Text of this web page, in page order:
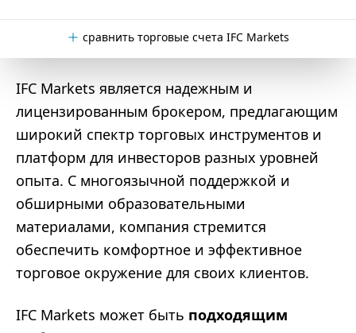
сравнить торговые счета IFC Markets
IFC Markets является надежным и
лицензированным брокером, предлагающим
широкий спектр торговых инструментов и
платформ для инвесторов разных уровней
опыта. С многоязычной поддержкой и
обширными образовательными
материалами, компания стремится
обеспечить комфортное и эффективное
торговое окружение для своих клиентов.
IFC Markets может быть подходящим